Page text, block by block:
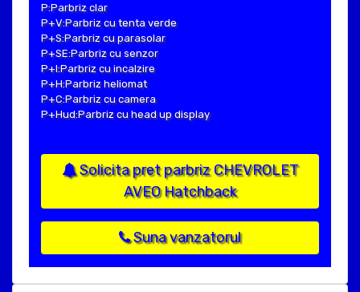
P:Parbriz clar
P+V:Parbriz cu tenta verde
P+S:Parbriz cu parasolar
P+SE:Parbriz cu senzor
P+I:Parbriz cu incalzire
P+H:Parbriz heliomat
P+C:Parbriz cu camera
P+Hud:Parbriz cu head up display
Solicita pret parbriz CHEVROLET
AVEO Hatchback
Suna vanzatorul